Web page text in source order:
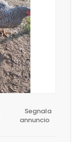
Segnala
annuncio